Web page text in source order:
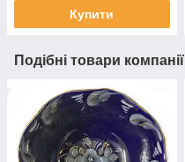
Купити
Подібні товари компанії